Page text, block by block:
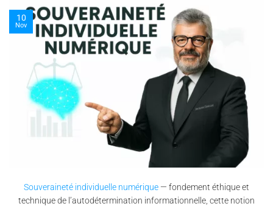
10
Nov
Souveraineté individuelle numérique — fondement éthique et
technique de l’autodétermination informationnelle, cette notion